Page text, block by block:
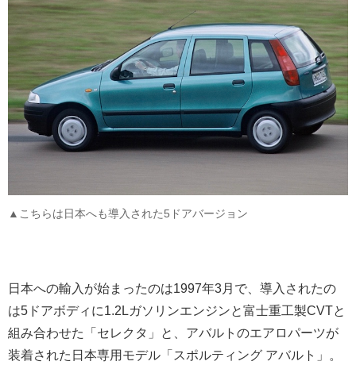
▲こちらは日本へも導入された5ドアバージョン
日本への輸入が始まったのは1997年3月で、導入されたの
は5ドアボディに1.2Lガソリンエンジンと富士重工製CVTと
組み合わせた「セレクタ」と、アバルトのエアロパーツが
装着された日本専用モデル「スポルティング アバルト」。